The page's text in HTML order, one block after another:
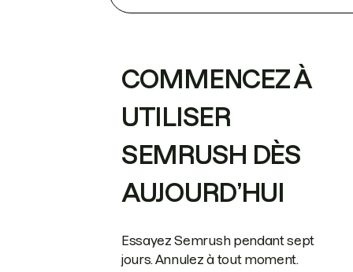
COMMENCEZ À
UTILISER
SEMRUSH DÈS
AUJOURD’HUI
Essayez Semrush pendant sept
jours. Annulez à tout moment.